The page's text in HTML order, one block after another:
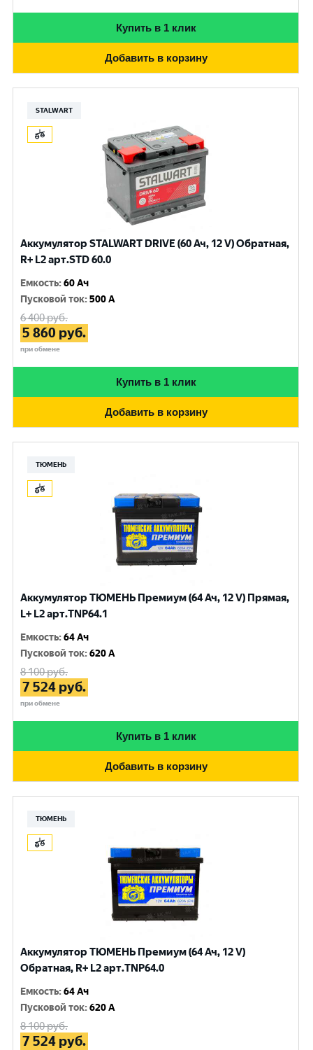
Купить в 1 клик
Добавить в корзину
STALWART
Аккумулятор STALWART DRIVE (60 Ач, 12 V) Обратная,
R+ L2 арт.STD 60.0
Емкость:60 Ач
Пусковой ток:500 A
6 400руб.
5 860 руб.
при обмене
Купить в 1 клик
Добавить в корзину
ТЮМЕНЬ
Аккумулятор ТЮМЕНЬ Премиум (64 Ач, 12 V) Прямая,
L+ L2 арт.TNP64.1
Емкость:64 Ач
Пусковой ток:620 A
8 100руб.
7 524 руб.
при обмене
Купить в 1 клик
Добавить в корзину
ТЮМЕНЬ
Аккумулятор ТЮМЕНЬ Премиум (64 Ач, 12 V)
Обратная, R+ L2 арт.TNP64.0
Емкость:64 Ач
Пусковой ток:620 A
8 100руб.
7 524 руб.